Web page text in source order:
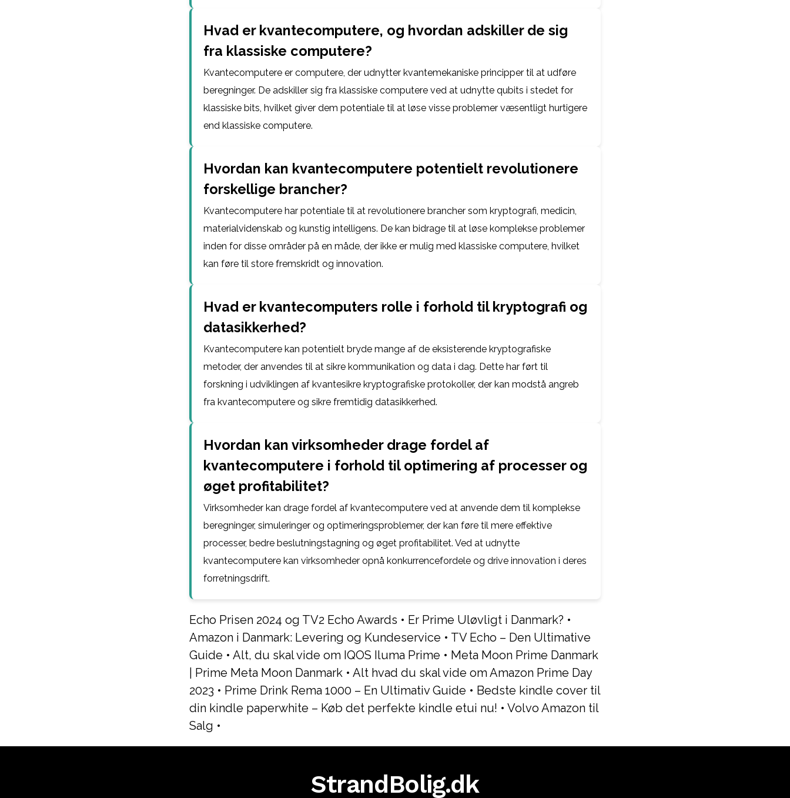
Hvad er kvantecomputere, og hvordan adskiller de sig
fra klassiske computere?
Kvantecomputere er computere, der udnytter kvantemekaniske principper til at udføre
beregninger. De adskiller sig fra klassiske computere ved at udnytte qubits i stedet for
klassiske bits, hvilket giver dem potentiale til at løse visse problemer væsentligt hurtigere
end klassiske computere.
Hvordan kan kvantecomputere potentielt revolutionere
forskellige brancher?
Kvantecomputere har potentiale til at revolutionere brancher som kryptografi, medicin,
materialvidenskab og kunstig intelligens. De kan bidrage til at løse komplekse problemer
inden for disse områder på en måde, der ikke er mulig med klassiske computere, hvilket
kan føre til store fremskridt og innovation.
Hvad er kvantecomputers rolle i forhold til kryptografi og
datasikkerhed?
Kvantecomputere kan potentielt bryde mange af de eksisterende kryptografiske
metoder, der anvendes til at sikre kommunikation og data i dag. Dette har ført til
forskning i udviklingen af kvantesikre kryptografiske protokoller, der kan modstå angreb
fra kvantecomputere og sikre fremtidig datasikkerhed.
Hvordan kan virksomheder drage fordel af
kvantecomputere i forhold til optimering af processer og
øget profitabilitet?
Virksomheder kan drage fordel af kvantecomputere ved at anvende dem til komplekse
beregninger, simuleringer og optimeringsproblemer, der kan føre til mere effektive
processer, bedre beslutningstagning og øget profitabilitet. Ved at udnytte
kvantecomputere kan virksomheder opnå konkurrencefordele og drive innovation i deres
forretningsdrift.
Echo Prisen 2024 og TV2 Echo Awards • Er Prime Uløvligt i Danmark? •
Amazon i Danmark: Levering og Kundeservice • TV Echo – Den Ultimative
Guide • Alt, du skal vide om IQOS Iluma Prime • Meta Moon Prime Danmark
| Prime Meta Moon Danmark • Alt hvad du skal vide om Amazon Prime Day
2023 • Prime Drink Rema 1000 – En Ultimativ Guide • Bedste kindle cover til
din kindle paperwhite – Køb det perfekte kindle etui nu! • Volvo Amazon til
Salg •
StrandBolig.dk